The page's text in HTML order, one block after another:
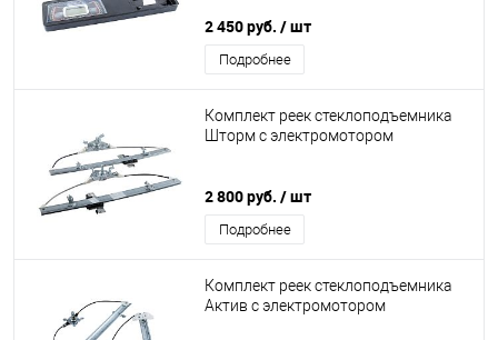
2 450 руб. / шт
Подробнее
Комплект реек стеклоподъемника
Шторм с электромотором
2 800 руб. / шт
Подробнее
Комплект реек стеклоподъемника
Актив с электромотором